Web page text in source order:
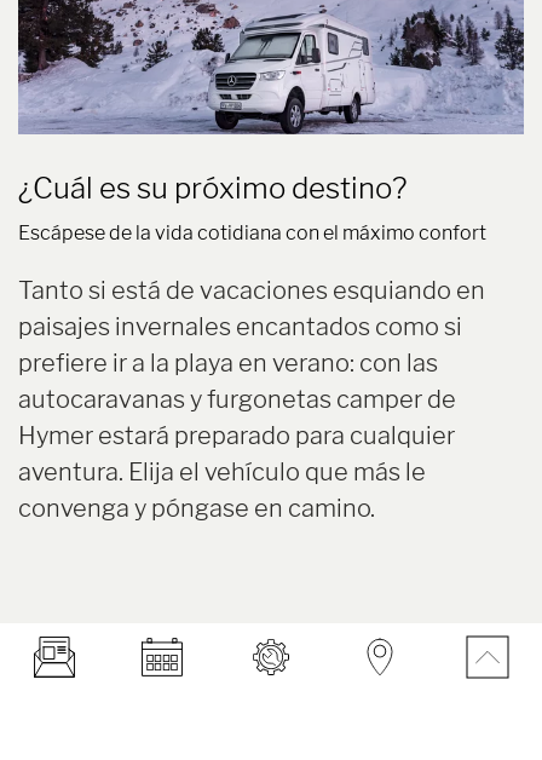
¿Cuál es su próximo destino?
Escápese de la vida cotidiana con el máximo confort
Tanto si está de vacaciones esquiando en
paisajes invernales encantados como si
prefiere ir a la playa en verano: con las
autocaravanas y furgonetas camper de
Hymer estará preparado para cualquier
aventura. Elija el vehículo que más le
convenga y póngase en camino.